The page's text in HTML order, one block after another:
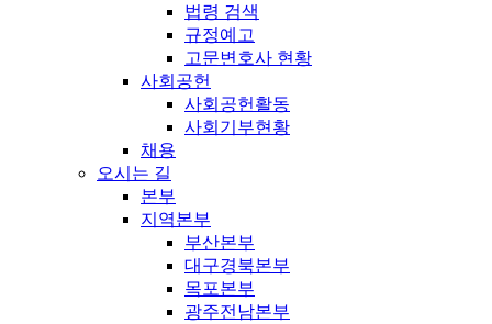
법령 검색
규정예고
고문변호사 현황
사회공헌
사회공헌활동
사회기부현황
채용
오시는 길
본부
지역본부
부산본부
대구경북본부
목포본부
광주전남본부